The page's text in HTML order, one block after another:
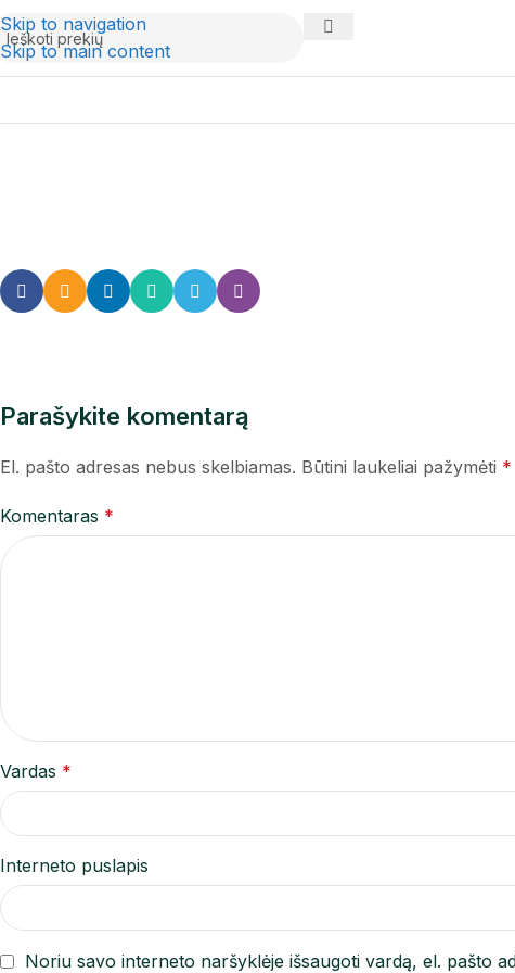
Skip to navigation
Skip to main content
Parašykite komentarą
El. pašto adresas nebus skelbiamas. Būtini laukeliai pažymėti *
Komentaras *
Vardas *
Interneto puslapis
Noriu savo interneto naršyklėje išsaugoti vardą, el. pašto